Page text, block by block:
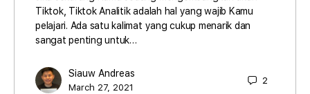
Tiktok, Tiktok Analitik adalah hal yang wajib Kamu
pelajari. Ada satu kalimat yang cukup menarik dan
sangat penting untuk…
Siauw Andreas
March 27, 2021
2